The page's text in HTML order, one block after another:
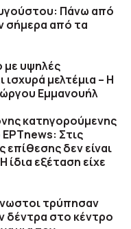
Πάνω από
σήμερα από τα
με υψηλές
ισχυρά μελτέμια – Η
Εμμανουήλ
κατηγορούμενης
Στις
δεν είναι
ίδια εξέταση είχε
τρύπησαν
δέντρα στο κέντρο